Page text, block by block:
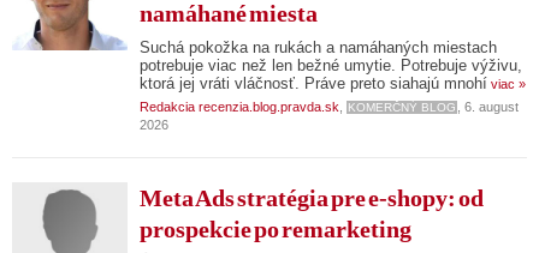
namáhané miesta
Suchá pokožka na rukách a namáhaných miestach
potrebuje viac než len bežné umytie. Potrebuje výživu,
ktorá jej vráti vláčnosť. Práve preto siahajú mnohí viac »
Redakcia recenzia.blog.pravda.sk
KOMERČNÝ BLOG
, 6. august
2026
Meta Ads stratégia pre e-shopy: od
prospekcie po remarketing